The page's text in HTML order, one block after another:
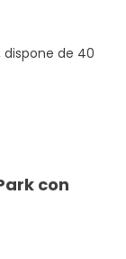
dispone de 40
con